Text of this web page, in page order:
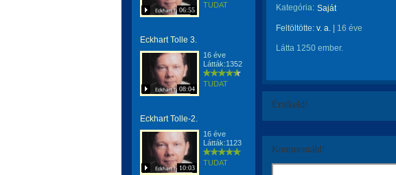
06:55
TUDAT
Eckhart Tolle 3.
08:04
16 éve
Látták:1352
TUDAT
Eckhart Tolle-2.
10:03
16 éve
Látták:1123
TUDAT
Kategória: Saját
Feltöltötte: v. a. 16 éve
Látta 1250 ember.
Értékeld!
Kommentáld!